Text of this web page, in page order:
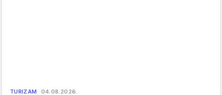
TURIZAM 04.08.2026.